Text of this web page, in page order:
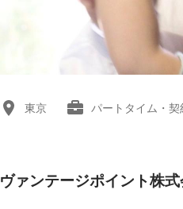
東京 パートタイム・契
ヴァンテージポイント株